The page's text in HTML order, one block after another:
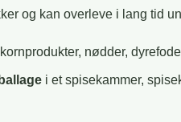
og kan overleve i lang tid
nødder,
i et spisekammer,